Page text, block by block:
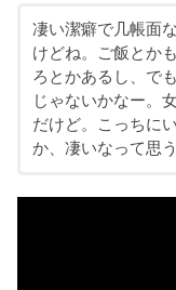
凄い潔癖で几帳面
けどね。ご飯とか
ろとかあるし、で
じゃないかなー。
だけど。こっちに
か、凄いなって思う